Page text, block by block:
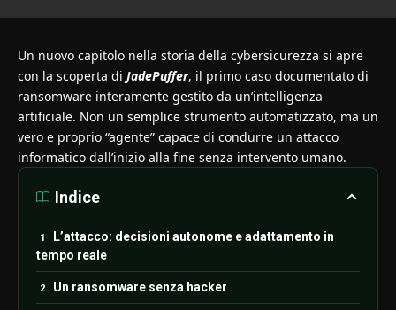
Un nuovo capitolo nella storia della cybersicurezza si apre
con la scoperta di JadePuffer, il primo caso documentato di
ransomware interamente gestito da un’intelligenza
artificiale. Non un semplice strumento automatizzato, ma un
vero e proprio “agente” capace di condurre un attacco
informatico dall’inizio alla fine senza intervento umano.
Indice
L’attacco: decisioni autonome e adattamento in
tempo reale
Un ransomware senza hacker